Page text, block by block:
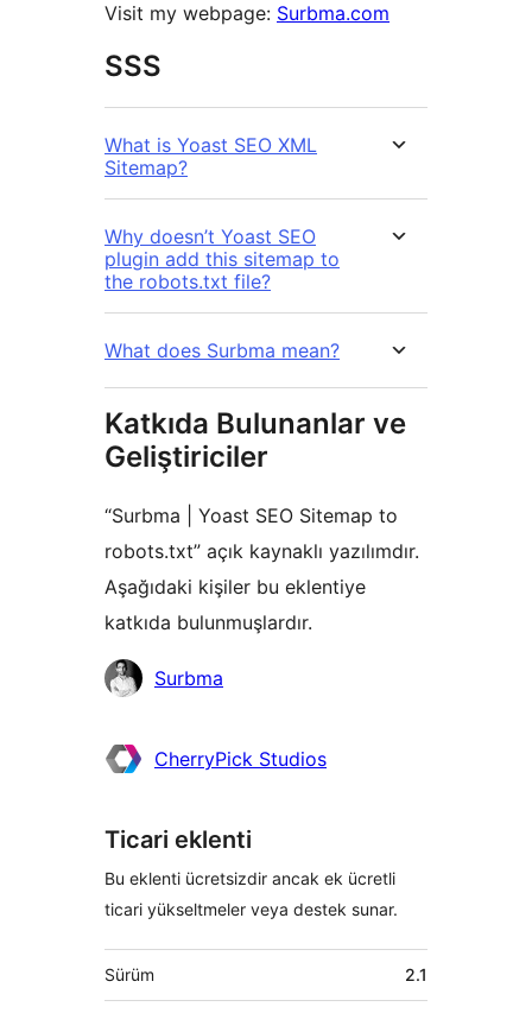
Visit my webpage: Surbma.com
SSS
What is Yoast SEO XML
Sitemap?
Why doesn’t Yoast SEO
plugin add this sitemap to
the robots.txt file?
What does Surbma mean?
Katkıda Bulunanlar ve
Geliştiriciler
“Surbma | Yoast SEO Sitemap to
robots.txt” açık kaynaklı yazılımdır.
Aşağıdaki kişiler bu eklentiye
katkıda bulunmuşlardır.
KatkıdaSurbma
CherryPick Studios
Ticari eklenti
Bu eklenti ücretsizdir ancak ek ücretli
ticari yükseltmeler veya destek sunar.
Meta
Sürüm 2.1